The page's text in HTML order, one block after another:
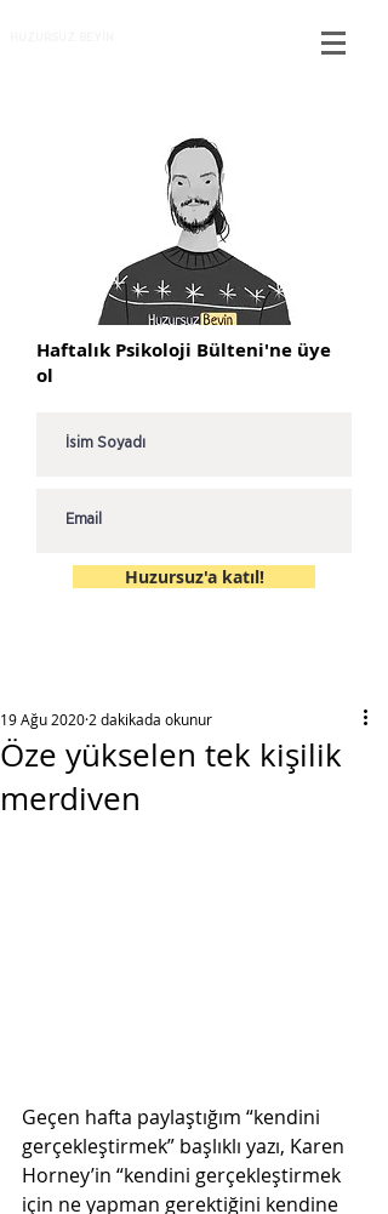
Haftalık Psikoloji Bülteni'ne üye
ol
Huzursuz'a katıl!
Öze yükselen tek kişilik
merdiven
19 Ağu 2020 2 dakikada okunur
Geçen hafta paylaştığım “kendini
gerçekleştirmek” başlıklı yazı, Karen
Horney’in “kendini gerçekleştirmek
için ne yapman gerektiğini kendine